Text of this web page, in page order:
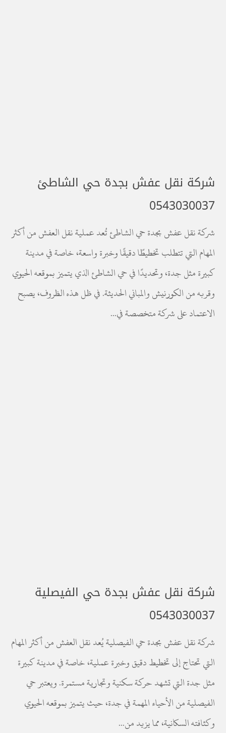
شركة نقل عفش بجدة حي الشاطئ
0543030037
شركة نقل عفش بجدة حي الشاطئ تُعد عملية نقل العفش من أكثر
المهام التي تتطلب تخطيطًا دقيقًا وخبرة واسعة، خاصة في مدينة
كبيرة مثل جدة، وتحديدًا في حي الشاطئ الذي يتميز بموقعه الحيوي
وقربه من الكورنيش والمباني الحديثة. في ظل هذه الظروف، يصبح
الاعتماد على شركة متخصصة في...
شركة نقل عفش بجدة حي الفيصلية
0543030037
شركة نقل عفش بجدة حي الفيصلية يُعد نقل العفش من أكثر المهام
التي تحتاج إلى تخطيط دقيق وخبرة عملية، خاصة في مدينة كبيرة
مثل جدة التي تشهد حركة سكنية وتجارية مستمرة. ويعتبر حي
الفيصلية من الأحياء المهمة في جدة، حيث يتميز بموقعه الحيوي
وكثافته السكانية، مما يزيد من...